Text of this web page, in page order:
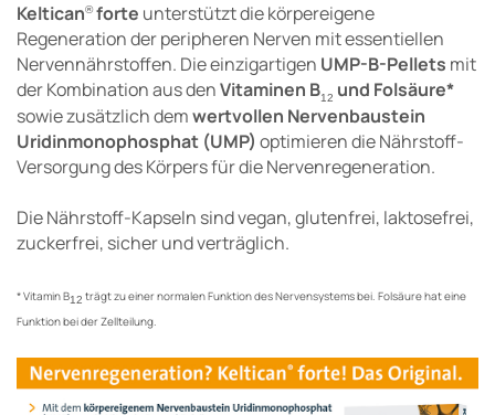
Keltican®forte unterstützt die körpereigene
Regeneration der peripheren Nerven mit essentiellen
Nervennährstoffen. Die einzigartigen UMP-B-Pellets mit
der Kombination aus denVitaminen B12 und Folsäure*
sowie zusätzlich demwertvollen Nervenbaustein
Uridinmonophosphat (UMP) optimieren die Nährstoff-
Versorgung des Körpers für die Nervenregeneration.
Die Nährstoff-Kapseln sind vegan, glutenfrei, laktosefrei,
zuckerfrei, sicher und verträglich.
* Vitamin B12 trägt zu einer normalen Funktion des Nervensystems bei. Folsäure hat eine
Funktion bei der Zellteilung.